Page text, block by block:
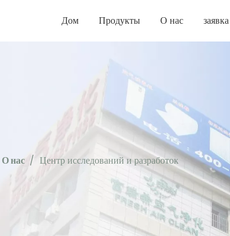
Дом Продукты О нас заявка
О нас / Центр исследований и разработок